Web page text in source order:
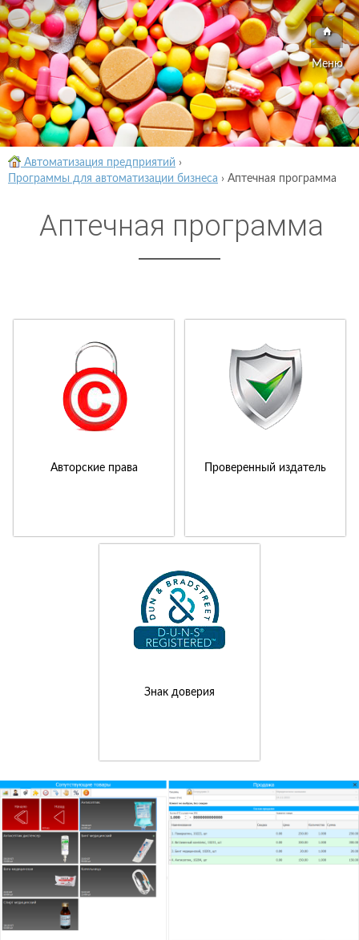
Меню
Автоматизация предприятий ›
Программы для автоматизации бизнеса › Аптечная программа
Аптечная программа
Авторские права Проверенный издатель
Знак доверия